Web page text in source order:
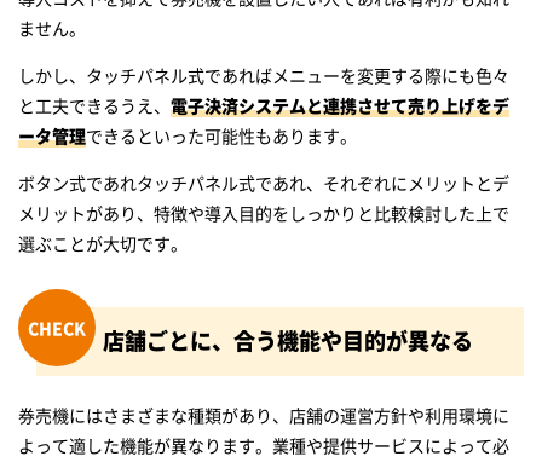
ません。
しかし、タッチパネル式であればメニューを変更する際にも色々
と工夫できるうえ、 電子決済システムと連携させて売り上げをデ
ータ管理できるといった可能性もあります。
ボタン式であれタッチパネル式であれ、それぞれにメリットとデ
メリットがあり、特徴や導入目的をしっかりと比較検討した上で
選ぶことが大切です。
店舗ごとに、合う機能や目的が異なる
券売機にはさまざまな種類があり、店舗の運営方針や利用環境に
よって適した機能が異なります。業種や提供サービスによって必